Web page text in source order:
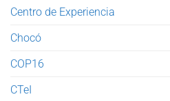
Centro de Experiencia
Chocó
COP16
CTeI